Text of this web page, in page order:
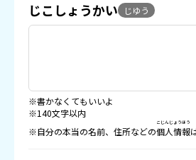
じこしょうかい じゆう
※書かなくてもいいよ
※140文字以内
※自分の本当の名前、住所などの個人情報
こじんじょうほう